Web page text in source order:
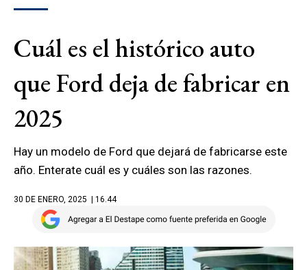
Cuál es el histórico auto
que Ford deja de fabricar en
2025
Hay un modelo de Ford que dejará de fabricarse este
año. Enterate cuál es y cuáles son las razones.
30 DE ENERO, 2025 | 16.44